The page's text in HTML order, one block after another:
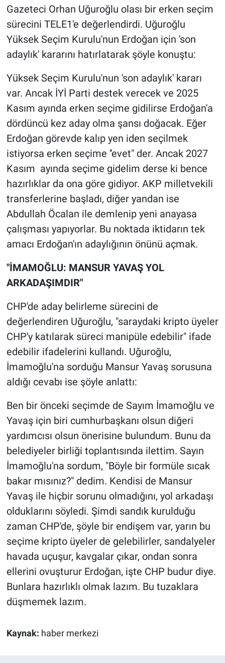
Gazeteci Orhan Uğuroğlu olası bir erken seçim
sürecini TELE1'e değerlendirdi. Uğuroğlu
Yüksek Seçim Kurulu'nun Erdoğan için 'son
adaylık' kararını hatırlatarak şöyle konuştu:
Yüksek Seçim Kurulu'nun 'son adaylık' kararı
var. Ancak İYİ Parti destek verecek ve 2025
Kasım ayında erken seçime gidilirse Erdoğan'a
dördüncü kez aday olma şansı doğacak. Eğer
Erdoğan görevde kalıp yen iden seçilmek
istiyorsa erken seçime ''evet" der. Ancak 2027
Kasım ayında seçime gidelim derse ki bence
hazırlıklar da ona göre gidiyor. AKP milletvekili
transferlerine başladı, diğer yandan ise
Abdullah Öcalan ile demlenip yeni anayasa
çalışması yapıyorlar. Bu noktada iktidarın tek
amacı Erdoğan'ın adaylığının önünü açmak.
"İMAMOĞLU: MANSUR YAVAŞ YOL
ARKADAŞIMDIR"
CHP'de aday belirleme sürecini de
değerlendiren Uğuroğlu, "saraydaki kripto üyeler
CHP'y katılarak süreci manipüle edebilir" ifade
edebilir ifadelerini kullandı. Uğuroğlu,
İmamoğlu'na sorduğu Mansur Yavaş sorusuna
aldığı cevabı ise şöyle anlattı:
Ben bir önceki seçimde de Sayım İmamoğlu ve
Yavaş için biri cumhurbaşkanı olsun diğeri
yardımcısı olsun önerisine bulundum. Bunu da
belediyeler birliği toplantısında ilettim. Sayın
İmamoğlu'na sordum, "Böyle bir formüle sıcak
bakar mısınız?" dedim. Kendisi de Mansur
Yavaş ile hiçbir sorunu olmadığını, yol arkadaşı
olduklarını söyledi. Şimdi sandık kurulduğu
zaman CHP'de, şöyle bir endişem var, yarın bu
seçime kripto üyeler de gelebilirler, sandalyeler
havada uçuşur, kavgalar çıkar, ondan sonra
ellerini ovuşturur Erdoğan, işte CHP budur diye.
Bunlara hazırlıklı olmak lazım. Bu tuzaklara
düşmemek lazım.
Kaynak: haber merkezi
Popüler
Programlar
Spor
Teknoloji
Türkiye'nin Geleceği
Türkiye'nin Gündemi
Yerel Gündem
Canlı Yayın